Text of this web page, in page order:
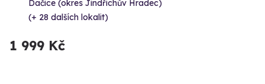
Dačice (okres Jindřichův Hradec)
(+ 28 dalších lokalit)
1 999 Kč